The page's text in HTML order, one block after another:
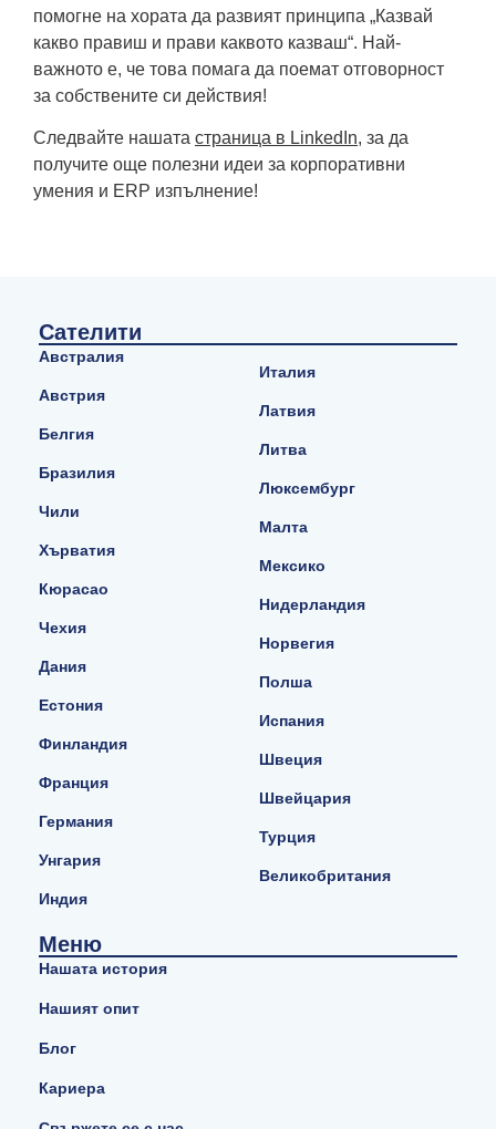
помогне на хората да развият принципа „Казвай
какво правиш и прави каквото казваш“. Най-
важното е, че това помага да поемат отговорност
за собствените си действия!
Следвайте нашата страница в LinkedIn, за да
получите още полезни идеи за корпоративни
умения и ERP изпълнение!
Сателити
Австралия
Австрия
Белгия
Бразилия
Чили
Хърватия
Кюрасао
Чехия
Дания
Естония
Финландия
Франция
Германия
Унгария
Индия
Италия
Латвия
Литва
Люксембург
Малта
Мексико
Нидерландия
Норвегия
Полша
Испания
Швеция
Швейцария
Турция
Великобритания
Меню
Нашата история
Нашият опит
Блог
Кариера